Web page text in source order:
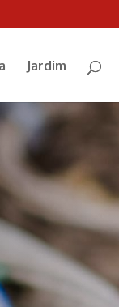
Jardim